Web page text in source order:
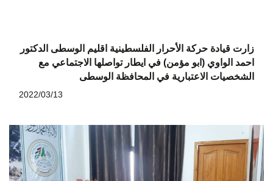
زارت قيادة حركة الأحرار الفلسطينية اقليم الوسطى الدكتور
احمد الواوي (ابو مؤمن) في ايطار تواصلها الاجتماعي مع
الشخصيات الاعتبارية في المحافظة الوسطى